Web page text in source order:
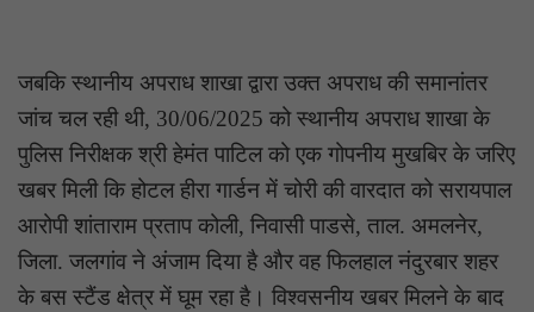
जबकि स्थानीय अपराध शाखा द्वारा उक्त अपराध की समानांतर
जांच चल रही थी, 30/06/2025 को स्थानीय अपराध शाखा के
पुलिस निरीक्षक श्री हेमंत पाटिल को एक गोपनीय मुखबिर के जरिए
खबर मिली कि होटल हीरा गार्डन में चोरी की वारदात को सरायपाल
आरोपी शांताराम प्रताप कोली, निवासी पाडसे, ताल. अमलनेर,
जिला. जलगांव ने अंजाम दिया है और वह फिलहाल नंदुरबार शहर
के बस स्टैंड क्षेत्र में घूम रहा है। विश्वसनीय खबर मिलने के बाद